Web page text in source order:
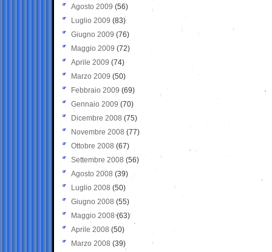
Agosto 2009 (56)
Luglio 2009 (83)
Giugno 2009 (76)
Maggio 2009 (72)
Aprile 2009 (74)
Marzo 2009 (50)
Febbraio 2009 (69)
Gennaio 2009 (70)
Dicembre 2008 (75)
Novembre 2008 (77)
Ottobre 2008 (67)
Settembre 2008 (56)
Agosto 2008 (39)
Luglio 2008 (50)
Giugno 2008 (55)
Maggio 2008(63)
Aprile 2008 (50)
Marzo 2008 (39)